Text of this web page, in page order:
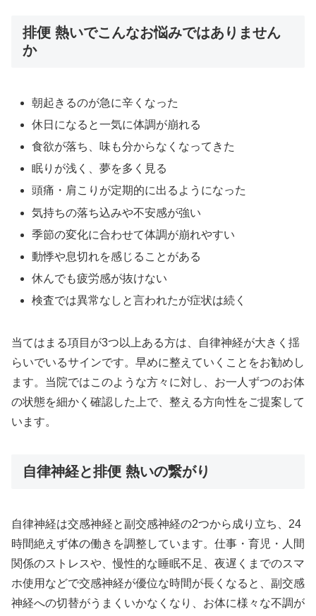
排便 熱いでこんなお悩みではありません
か
朝起きるのが急に辛くなった
休日になると一気に体調が崩れる
食欲が落ち、味も分からなくなってきた
眠りが浅く、夢を多く見る
頭痛・肩こりが定期的に出るようになった
気持ちの落ち込みや不安感が強い
季節の変化に合わせて体調が崩れやすい
動悸や息切れを感じることがある
休んでも疲労感が抜けない
検査では異常なしと言われたが症状は続く
当てはまる項目が3つ以上ある方は、自律神経が大きく揺
らいでいるサインです。早めに整えていくことをお勧めし
ます。当院ではこのような方々に対し、お一人ずつのお体
の状態を細かく確認した上で、整える方向性をご提案して
います。
自律神経と排便 熱いの繋がり
自律神経は交感神経と副交感神経の2つから成り立ち、24
時間絶えず体の働きを調整しています。仕事・育児・人間
関係のストレスや、慢性的な睡眠不足、夜遅くまでのスマ
ホ使用などで交感神経が優位な時間が長くなると、副交感
神経への切替がうまくいかなくなり、お体に様々な不調が